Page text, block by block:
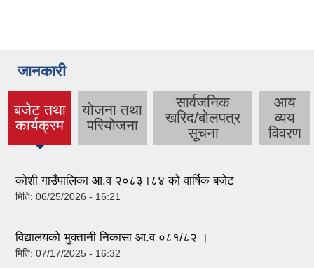
जानकारी
बजेट तथा
कार्यक्रम
(active
योजना तथा
परियोजना
सार्वजनिक
खरिद/बोलपत्र
सूचना
आय
व्यय
विवरण
कोशी गाउँपालिका आ.व २०८३।८४ को वार्षिक बजेट
मिति: 06/25/2026 - 16:21
विद्यालयको भुक्तानी निकासा आ.व ०८१/८२ ।
मिति: 07/17/2025 - 16:32